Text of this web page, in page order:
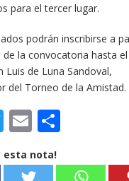
para el tercer lugar.
podrán inscribirse a
de la convocatoria hasta
Luis de Luna Sandoval,
del Torneo de la Amistad.
Twitter
Email
esta nota!